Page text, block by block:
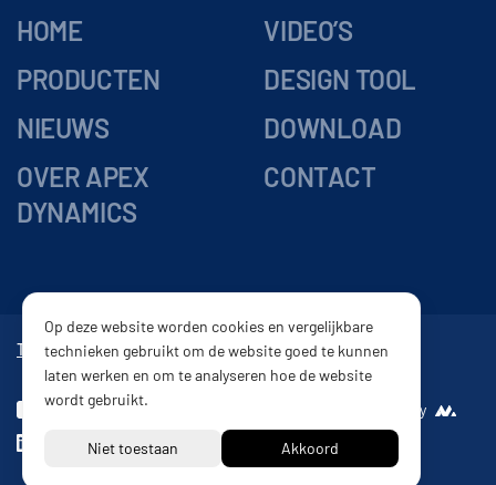
HOME
PRODUCTEN
NIEUWS
OVER APEX
DYNAMICS
VIDEO’S
DESIGN TOOL
DOWNLOAD
CONTACT
Tandwielkasten Vertragingskasten Reductor Tandheugel
Privacy beleid
Website by
Op deze website worden cookies en vergelijkbare
technieken gebruikt om de website goed te kunnen
laten werken en om te analyseren hoe de website
wordt gebruikt.